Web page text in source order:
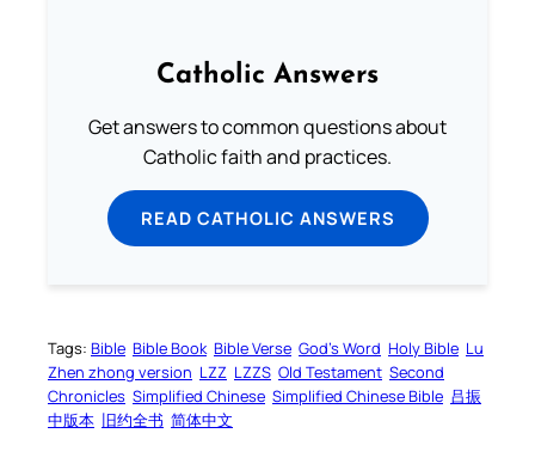
Catholic Answers
Get answers to common questions about
Catholic faith and practices.
READ CATHOLIC ANSWERS
Tags: Bible Bible Book Bible Verse God’s Word Holy Bible Lu
Zhen zhong version LZZ LZZS Old Testament Second
Chronicles Simplified Chinese Simplified Chinese Bible 吕振
中版本 旧约全书 简体中文